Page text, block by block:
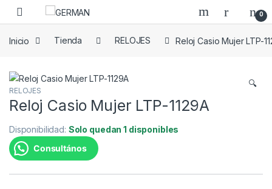
Skip to navigation
Skip to content
0
Inicio Tienda RELOJES Reloj Casio Mujer LTP-
🔍
RELOJES
Reloj Casio Mujer LTP-1129A
Disponibilidad: Solo quedan 1 disponibles
Consultános